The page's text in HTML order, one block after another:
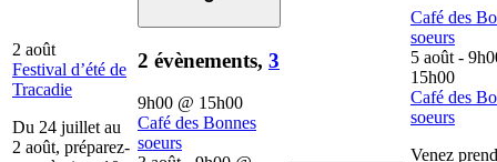
2 août
Festival d’été de
Tracadie
Du 24 juillet au
2 août, préparez-
2 évènements, 3
9h00 @ 15h00
Café des Bonnes
soeurs
Café des
soeurs
5 août -
15h00
Café des
soeurs
Venez